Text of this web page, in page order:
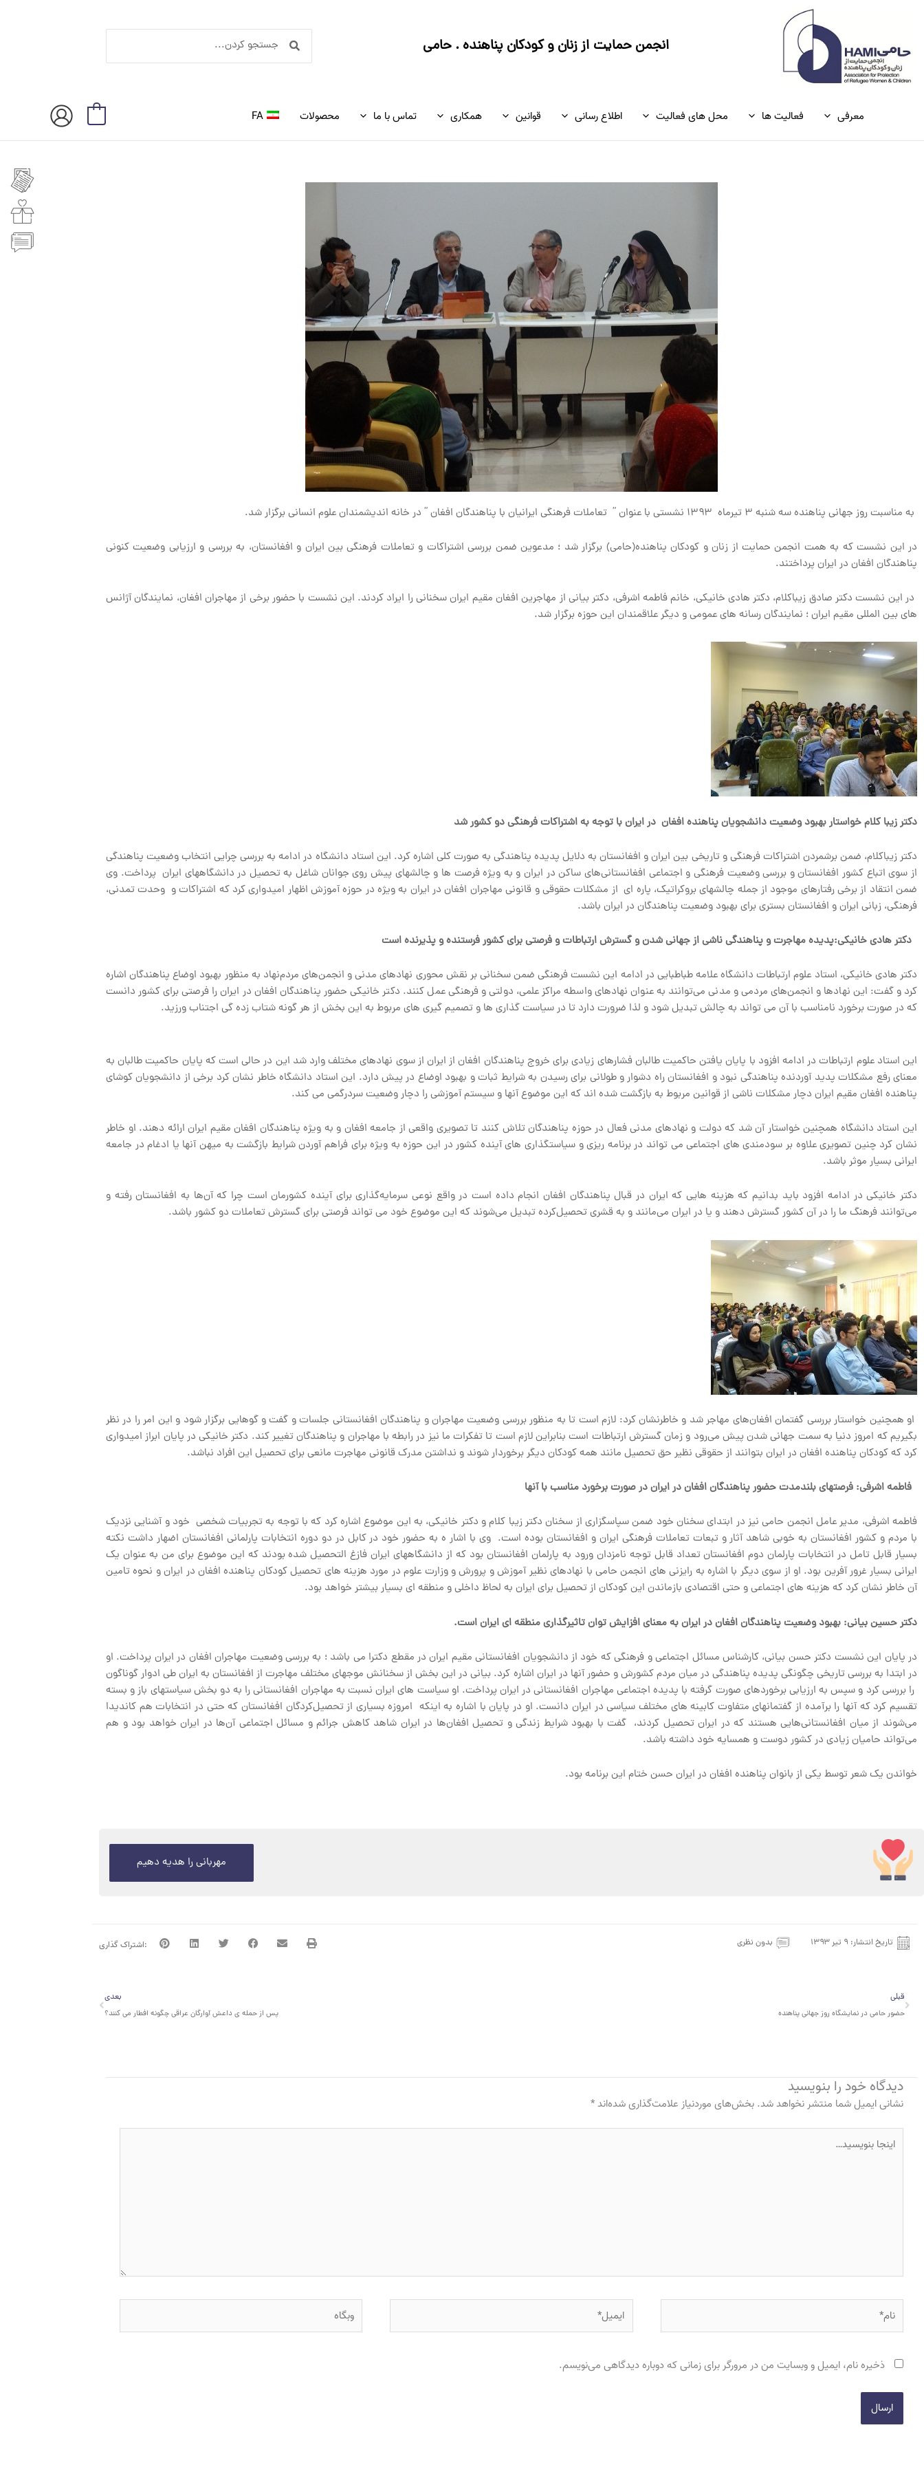
انجمن حمایت از زنان و کودکان پناهنده . حامی
جستجو
کردنکردن
معرفی فعالیت ها محل های فعالیت اطلاع رسانی قوانین همکاری تماس با ما محصولات FA
به مناسبت روز جهانی پناهنده سه شنبه ۳ تیرماه ۱۳۹۳ نشستی با عنوان ” تعاملات فرهنگی ایرانیان با پناهندگان افغان ” در خانه اندیشمندان علوم انسانی برگزار شد.
در این نشست که به همت انجمن حمایت از زنان و کودکان پناهنده(حامی) برگزار شد ؛ مدعوین ضمن بررسی اشتراکات و تعاملات فرهنگی بین ایران و افغانستان، به بررسی و ارزیابی وضعیت کنونی
پناهندگان افغان در ایران پرداختند.
در این نشست دکتر صادق زیباکلام، دکتر هادی خانیکی، خانم فاطمه اشرفی، دکتر بیانی از مهاجرین افغان مقیم ایران سخنانی را ایراد کردند. این نشست با حضور برخی از مهاجران افغان، نمایندگان آژانس
های بین المللی مقیم ایران ؛ نمایندگان رسانه های عمومی و دیگر علاقمندان این حوزه برگزار شد.
دکتر زیبا کلام خواستار بهبود وضعیت دانشجویان پناهنده افغان در ایران با توجه به اشتراکات فرهنگی دو کشور شد
دکتر زیباکلام، ضمن برشمردن اشتراکات فرهنگی و تاریخی بین ایران و افغانستان به دلایل پدیده پناهندگی به صورت کلی اشاره کرد. این استاد دانشگاه در ادامه به بررسی چرایی انتخاب وضعیت پناهندگی
از سوی اتباع کشور افغانستان و بررسی وضعیت فرهنگی و اجتماعی افغانستانی‌های ساکن در ایران و به ویژه فرصت ها و چالشهای پیش روی جوانان شاغل به تحصیل در دانشگاههای ایران پرداخت. وی
ضمن انتقاد از برخی رفتارهای موجود از جمله چالشهای بروکراتیک، پاره ای از مشکلات حقوقی و قانونی مهاجران افغان در ایران به ویژه در حوزه آموزش اظهار امیدواری کرد که اشتراکات و وحدت تمدنی،
فرهنگی، زبانی ایران و افغانستان بستری برای بهبود وضعیت پناهندگان در ایران باشد.
دکتر هادی خانیکی:پدیده مهاجرت و پناهندگی ناشی از جهانی شدن و گسترش ارتباطات و فرصتی برای کشور فرستنده و پذیرنده است
دکتر هادی خانیکی، استاد علوم ارتباطات دانشگاه علامه طباطبایی در ادامه این نشست فرهنگی ضمن سخنانی بر نقش محوری نهادهای مدنی و انجمن‌های مردم‌نهاد به منظور بهبود اوضاع پناهندگان اشاره
کرد و گفت: این نهادها و انجمن‌های مردمی و مدنی می‌توانند به عنوان نهادهای واسطه مراکز علمی، دولتی و فرهنگی عمل کنند. دکتر خانیکی حضور پناهندگان افغان در ایران را فرصتی برای کشور دانست
که در صورت برخورد نامناسب با آن می تواند به چالش تبدیل شود و لذا ضرورت دارد تا در سیاست گذاری ها و تصمیم گیری های مربوط به این بخش از هر گونه شتاب زده گی اجتناب ورزید.
این استاد علوم ارتباطات در ادامه افزود با پایان یافتن حاکمیت طالبان فشارهای زیادی برای خروج پناهندگان افغان از ایران از سوی نهادهای مختلف وارد شد این در حالی است که پایان حاکمیت طالبان به
معنای رفع مشکلات پدید آوردنده پناهندگی نبود و افغانستان راه دشوار و طولانی برای رسیدن به شرایط ثبات و بهبود اوضاع در پیش دارد. این استاد دانشگاه خاطر نشان کرد برخی از دانشجویان کوشای
پناهنده افغان مقیم ایران دچار مشکلات ناشی از قوانین مربوط به بازگشت شده اند که این موضوع آنها و سیستم آموزشی را دچار وضعیت سردرگمی می کند.
این استاد دانشگاه همچنین خواستار آن شد که دولت و نهادهای مدنی فعال در حوزه پناهندگان تلاش کنند تا تصویری واقعی از جامعه افغان و به ویژه پناهندگان افغان مقیم ایران ارائه دهند. او خاطر
نشان کرد چنین تصویری علاوه بر سودمندی های اجتماعی می تواند در برنامه ریزی و سیاستگذاری های آینده کشور در این حوزه به ویژه برای فراهم آوردن شرایط بازگشت به میهن آنها یا ادغام در جامعه
ایرانی بسیار موثر باشد.
دکتر خانیکی در ادامه افزود باید بدانیم که هزینه هایی که ایران در قبال پناهندگان افغان انجام داده است در واقع نوعی سرمایه‌گذاری برای آینده کشورمان است چرا که آن‌ها به افغانستان رفته و
می‌توانند فرهنگ ما را در آن کشور گسترش دهند و یا در ایران می‌مانند و به قشری تحصیل‌کرده تبدیل می‌شوند که این موضوع خود می تواند فرصتی برای گسترش تعاملات دو کشور باشد.
او همچنین خواستار بررسی گفتمان افغان‌های مهاجر شد و خاطرنشان کرد: لازم است تا به منظور بررسی وضعیت مهاجران و پناهندگان افغانستانی جلسات و گفت و گوهایی برگزار شود و این امر را در نظر
بگیریم که امروز دنیا به سمت جهانی شدن پیش می‌رود و زمان گسترش ارتباطات است بنابراین لازم است تا تفکرات ما نیز در رابطه با مهاجران و پناهندگان تغییر کند. دکتر خانیکی در پایان ابراز امیدواری
کرد که کودکان پناهنده افغان در ایران بتوانند از حقوقی نظیر حق تحصیل مانند همه کودکان دیگر برخوردار شوند و نداشتن مدرک قانونی مهاجرت مانعی برای تحصیل این افراد نباشد.
فاطمه اشرفی: فرصتهای بلندمدت حضور پناهندگان افغان در ایران در صورت برخورد مناسب با آنها
فاطمه اشرفی، مدیر عامل انجمن حامی نیز در ابتدای سخنان خود ضمن سپاسگزاری از سخنان دکتر زیبا کلام و دکتر خانیکی، به این موضوع اشاره کرد که با توجه به تجربیات شخصی خود و آشنایی نزدیک
با مردم و کشور افغانستان به خوبی شاهد آثار و تبعات تعاملات فرهنگی ایران و افغانستان بوده است. وی با اشار ه به حضور خود در کابل در دو دوره انتخابات پارلمانی افغانستان اضهار داشت نکته
بسیار قابل تامل در انتخابات پارلمان دوم افغانستان تعداد قابل توجه نامزدان ورود به پارلمان افغانستان بود که از دانشگاههای ایران فازغ التحصیل شده بودند که این موضوع برای من به عنوان یک
ایرانی بسیار غرور آفرین بود. او از سوی دیگر با اشاره به رایزنی های انجمن حامی با نهادهای نظیر آموزش و پرورش و وزارت علوم در مورد هزینه های تحصیل کودکان پناهنده افغان در ایران و نحوه تامین
آن خاطر نشان کرد که هزینه های اجتماعی و حتی اقتصادی بازماندن این کودکان از تحصیل برای ایران به لحاظ داخلی و منطقه ای بسیار بیشتر خواهد بود.
دکتر حسین بیانی: بهبود وضعیت پناهندگان افغان در ایران به معنای افزایش توان تاثیرگذاری منطقه ای ایران است.
در پایان این نشست دکتر حسن بیانی، کارشناس مسائل اجتماعی و فرهنگی که خود از دانشجویان افغانستانی مقیم ایران در مقطع دکترا می باشد ؛ به بررسی وضعیت مهاجران افغان در ایران پرداخت. او
در ابتدا به بررسی تاریخی چگونگی پدیده پناهندگی در میان مردم کشورش و حضور آنها در ایران اشاره کرد. بیانی در این بخش از سخنانش موجهای مختلف مهاجرت از افغانستان به ایران طی ادوار گوناگون
را بررسی کرد و سپس به ارزیابی برخوردهای صورت گرفته با پدیده اجتماعی مهاجران افغانستانی در ایران پرداخت. او سیاست های ایران نسبت به مهاجران افغانستانی را به دو بخش سیاستهای باز و بسته
تقسیم کرد که آنها را برآمده از گفتمانهای متفاوت کابینه های مختلف سیاسی در ایران دانست. او در پایان با اشاره به اینکه امروزه بسیاری از تحصیل‌کردگان افغانستان که حتی در انتخابات هم کاندیدا
می‌شوند از میان افغانستانی‌هایی هستند که در ایران تحصیل کردند، گفت با بهبود شرایط زندگی و تحصیل افغان‌ها در ایران شاهد کاهش جرائم و مسائل اجتماعی آن‌ها در ایران خواهد بود و هم
می‌تواند حامیان زیادی در کشور دوست و همسایه خود داشته باشد.
خواندن یک شعر توسط یکی از بانوان پناهنده افغان در ایران حسن ختام این برنامه بود.
مهربانی را هدیه دهیم
تاریخ انتشار: ۹ تیر ۱۳۹۳ بدون نظری
قبلی
قبلی
حضور حامی در نمایشگاه روز جهانی پناهنده
بعدی
پس از حمله ی داعش آوارگان عراقی چگونه افطار می کنند؟‎
دیدگاه‌ خود را بنویسید
نشانی ایمیل شما منتشر نخواهد شد. بخش‌های موردنیاز علامت‌گذاری شده‌اند*
بنویسید…
وبگاه
ذخیره نام، ایمیل و وبسایت من در مرورگر برای زمانی که دوباره دیدگاهی می‌نویسم.